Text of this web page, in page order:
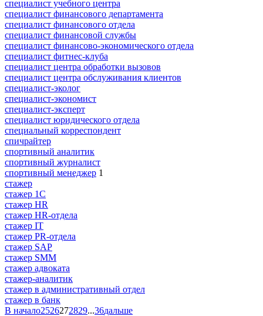
специалист учебного центра
специалист финансового департамента
специалист финансового отдела
специалист финансовой службы
специалист финансово-экономического отдела
специалист фитнес-клуба
специалист центра обработки вызовов
специалист центра обслуживания клиентов
специалист-эколог
специалист-экономист
специалист-эксперт
специалист юридического отдела
специальный корреспондент
спичрайтер
спортивный аналитик
спортивный журналист
спортивный менеджер 1
стажер
стажер 1С
стажер HR
стажер HR-отдела
стажер IT
стажер PR-отдела
стажер SAP
стажер SMM
стажер адвоката
стажер-аналитик
стажер в административный отдел
стажер в банк
В начало2526272829...36дальше